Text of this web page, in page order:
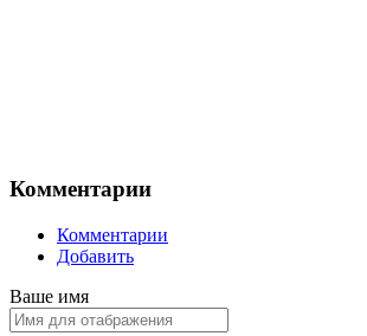
Комментарии
Комментарии
Добавить
Ваше имя